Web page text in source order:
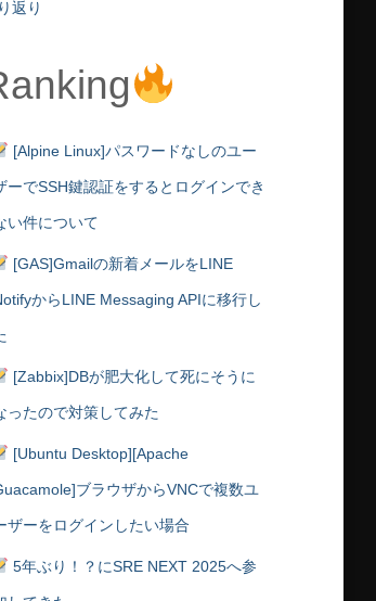
返り
[Alpine Linux]パスワードなしのユー
ーでSSH鍵認証をするとログインでき
い件について
[GAS]Gmailの新着メールをLINE
からLINE Messaging APIに移行し
[Zabbix]DBが肥大化して死にそうに
ったので対策してみた
[Ubuntu Desktop][Apache
ブラウザからVNCで複数ユ
ザーをログインしたい場合
5年ぶり！？にSRE NEXT 2025へ参